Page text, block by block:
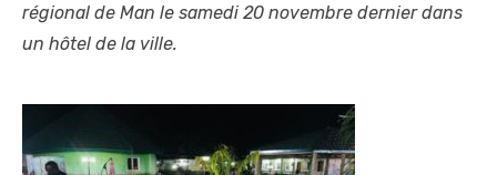
régional de Man le samedi 20 novembre dernier dans
un hôtel de la ville.